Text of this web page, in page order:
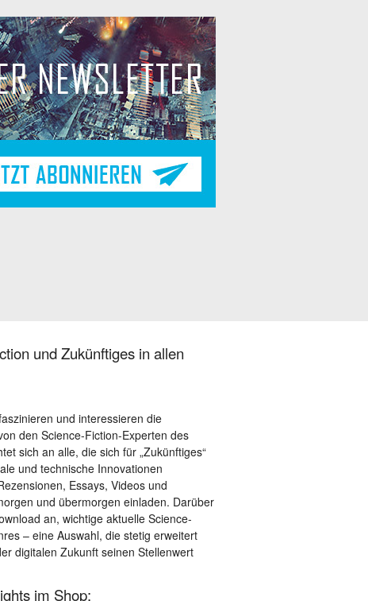
und Zukünftiges in allen
und interessieren die
den Science-Fiction-Experten des
sich an alle, die sich für „Zukünftiges“
und technische Innovationen
Essays, Videos und
und übermorgen einladen. Darüber
an, wichtige aktuelle Science-
– eine Auswahl, die stetig erweitert
digitalen Zukunft seinen Stellenwert
im Shop: